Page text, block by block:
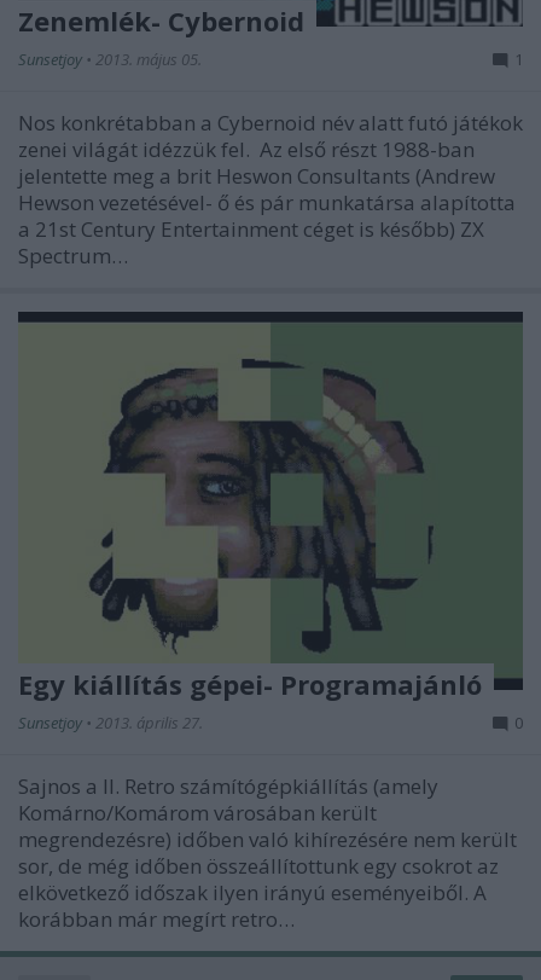
Zenemlék- Cybernoid
Sunsetjoy • 2013. május 05. 1
Nos konkrétabban a Cybernoid név alatt futó játékok
zenei világát idézzük fel. Az első részt 1988-ban
jelentette meg a brit Heswon Consultants (Andrew
Hewson vezetésével- ő és pár munkatársa alapította
a 21st Century Entertainment céget is később) ZX
Spectrum…
Egy kiállítás gépei- Programajánló
Sunsetjoy • 2013. április 27. 0
Sajnos a II. Retro számítógépkiállítás (amely
Komárno/Komárom városában került
megrendezésre) időben való kihírezésére nem került
sor, de még időben összeállítottunk egy csokrot az
elkövetkező időszak ilyen irányú eseményeiből. A
korábban már megírt retro…